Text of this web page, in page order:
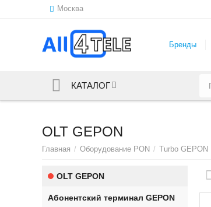
Москва
Бренды
КАТАЛОГ
OLT GEPON
Главная / Оборудование PON / Turbo GEPON
OLT GEPON
Абонентский терминал GEPON